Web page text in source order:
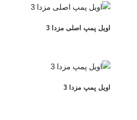
اویل پمپ اصلی مزدا 3
اویل پمپ مزدا 3